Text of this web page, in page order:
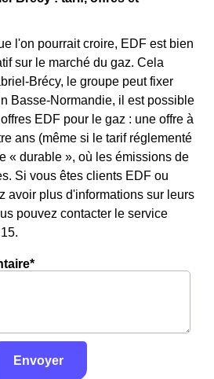
l'on pourrait croire, EDF est bien
sur le marché du gaz. Cela
Brécy, le groupe peut fixer
Basse-Normandie, il est possible
EDF pour le gaz : une offre à
ans (même si le tarif réglementé
« durable », où les émissions de
Si vous êtes clients EDF ou
avoir plus d'informations sur leurs
pouvez contacter le service
Envoyer